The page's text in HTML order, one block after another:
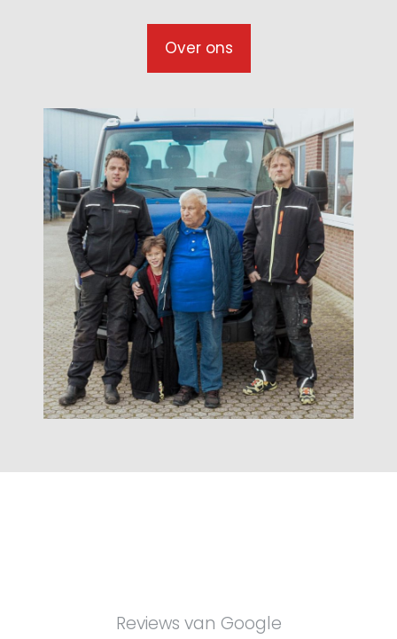
Over ons
Reviews van Google